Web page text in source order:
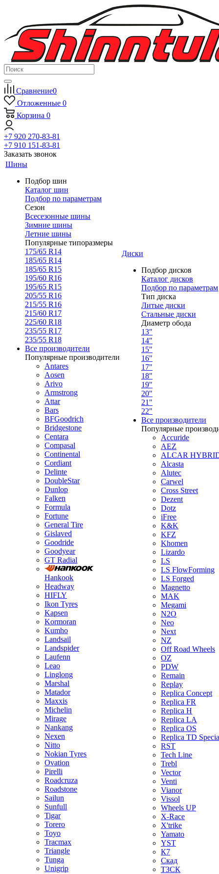
Сравнение0
Отложенные 0
Корзина 0
+7 920 270-83-81
+7 910 151-83-81
Заказать звонок
Шины
Подбор шин
Каталог шин
Подбор по параметрам
Сезон
Всесезонные шины
Зимние шины
Летние шины
Популярные типоразмеры
175/65 R14
185/65 R14
185/65 R15
195/60 R16
195/65 R15
205/55 R16
215/55 R16
215/60 R17
225/60 R18
235/55 R17
235/55 R18
Все производители
Популярные производители
Antares
Aosen
Arivo
Armstrong
Attar
Bars
BFGoodrich
Bridgestone
Centara
Compasal
Continental
Cordiant
Delinte
DoubleStar
Dunlop
Falken
Formula
Fortune
General Tire
Gislaved
Goodride
Goodyear
GT Radial
Hankook
Headway
HIFLY
Ikon Tyres
Kapsen
Kormoran
Kumho
Landsail
Landspider
Laufenn
Leao
Linglong
Marshal
Matador
Maxxis
Michelin
Mirage
Nankang
Nexen
Nitto
Nokian Tyres
Ovation
Pirelli
Roadcruza
Roadstone
Sailun
Sunfull
Tigar
Torero
Toyo
Tracmax
Triangle
Tunga
Unigrip
Диски
Подбор дисков
Каталог дисков
Подбор по параметрам
Тип диска
Литые диски
Стальные диски
Диаметр обода
13"
14"
15"
16"
17"
18"
19"
20"
21"
22"
Все производители
Популярные
Accuride
AEZ
ALCAR
Alcasta
Alutec
Carwel
Cross Street
Dezent
Dotz
iFree
K&K
KFZ
Khomen
Lizardo
LS
LS FlowForming
LS Forged
Magnetto
MAK
Megami
N2O
Neo
Next
NZ
Off Road Wheels
OZ
PDW
Remain
Replay
Replica Concept
Replica FR
Replica H
Replica LA
Replica OS
Replica TD
RST
Tech Line
Trebl
Vector
Venti
Vianor
Vissol
Wheels UP
X-Race
X'trike
Yamato
YST
К7
Скад
ТЗСК